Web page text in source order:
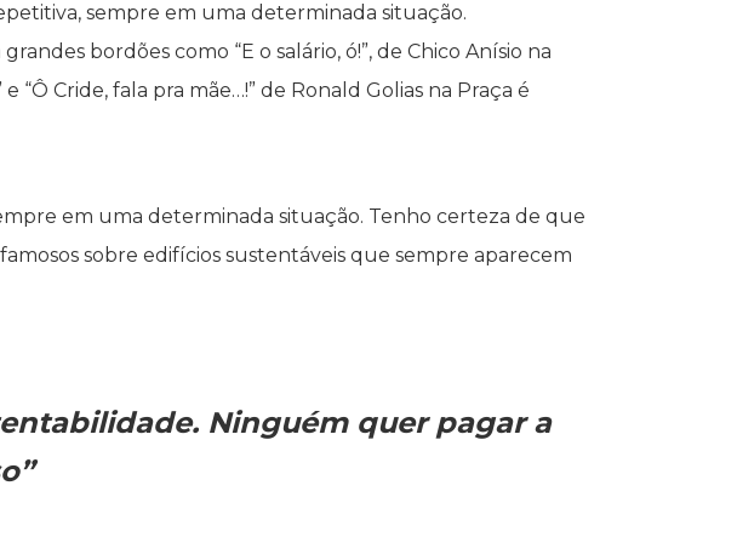
sempre em uma determinada situação.
bordões como “E o salário, ó!”, de Chico Anísio na
“Ô Cride, fala pra mãe…!” de Ronald Golias na Praça é
em uma determinada situação. Tenho certeza de que
sobre edifícios sustentáveis que sempre aparecem
Ninguém quer pagar a